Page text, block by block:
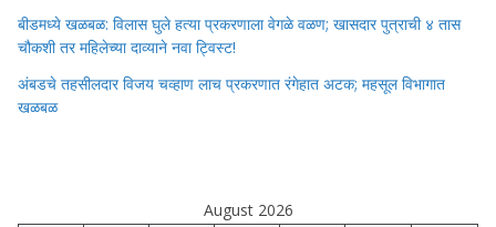
बीडमध्ये खळबळ: विलास घुले हत्या प्रकरणाला वेगळे वळण; खासदार पुत्राची ४ तास
चौकशी तर महिलेच्या दाव्याने नवा ट्विस्ट!
अंबडचे तहसीलदार विजय चव्हाण लाच प्रकरणात रंगेहात अटक; महसूल विभागात
खळबळ
August 2026